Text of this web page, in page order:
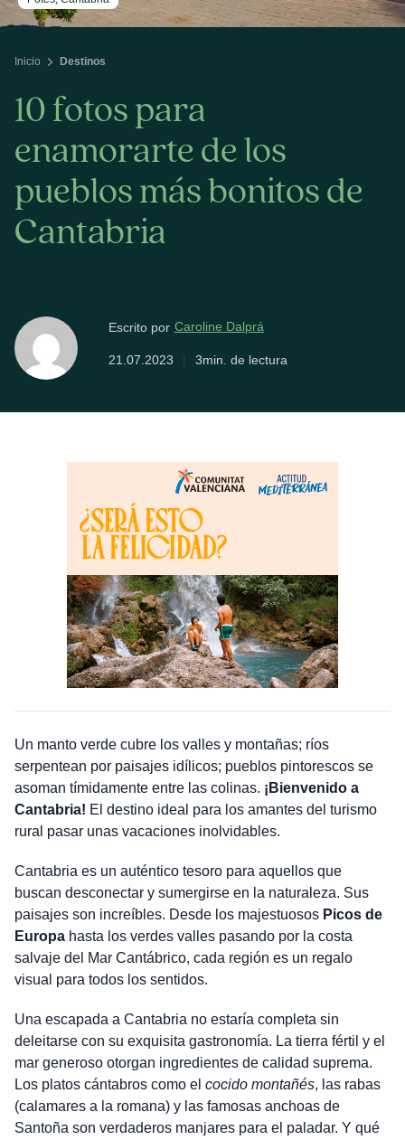
Inicio Destinos
10 fotos para
enamorarte de los
pueblos más bonitos de
Cantabria
Escrito por Caroline Dalprá
21.07.2023 | 3min. de lectura
Un manto verde cubre los valles y montañas; ríos
serpentean por paisajes idílicos; pueblos pintorescos se
asoman tímidamente entre las colinas. ¡Bienvenido a
Cantabria! El destino ideal para los amantes del turismo
rural pasar unas vacaciones inolvidables.
Cantabria es un auténtico tesoro para aquellos que
buscan desconectar y sumergirse en la naturaleza. Sus
paisajes son increíbles. Desde los majestuosos Picos de
Europahasta los verdes valles pasando por la costa
salvaje del Mar Cantábrico, cada región es un regalo
visual para todos los sentidos.
Una escapada a Cantabria no estaría completa sin
deleitarse con su exquisita gastronomía. La tierra fértil y el
mar generoso otorgan ingredientes de calidad suprema.
Los platos cántabros como el cocido montañés, las rabas
(calamares a la romana) y las famosas anchoas de
Santoña son verdaderos manjares para el paladar. Y qué